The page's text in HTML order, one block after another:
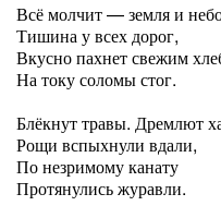
Всё молчит — земля и
Тишина у всех дорог,
Вкусно пахнет свежим
На току соломы стог.
Блёкнут травы. Дремлют
Рощи вспыхнули вдали,
По незримому канату
Протянулись журавли.